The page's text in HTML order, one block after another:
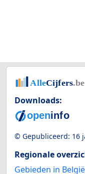
Downloads:
© Gepubliceerd: 16
Regionale
Gebieden in België